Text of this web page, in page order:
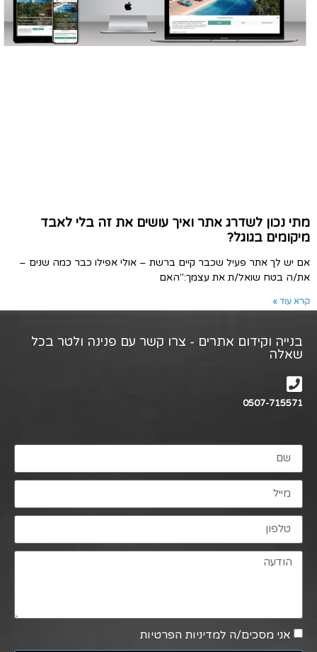
מתי נכון לשדרג אתר ואיך עושים את זה בלי לאבד
מיקומים בגוגל?
אם יש לך אתר פעיל שכבר קיים ברשת – אולי אפילו כבר כמה שנים –
את/ה בטח שואל/ת את עצמך:"האם
קרא עוד »
בנייה וקידום אתרים - צרו קשר עם פנינה ולטר בכל
שאלה
0507-715571
אני מסכים/ה למדיניות הפרטיות